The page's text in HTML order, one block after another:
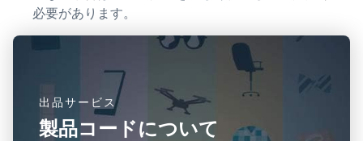
必要があります。
出品サービス
製品コードについて